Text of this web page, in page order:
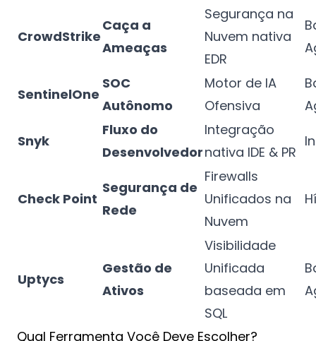
CrowdStrike
Caça a
Ameaças
Segurança na
Nuvem nativa
EDR
SentinelOne
SOC
Autônomo
Motor de IA
Ofensiva
Snyk
Fluxo do
Desenvolvedor
Integração
nativa IDE & PR
Check Point
Segurança de
Rede
Firewalls
Unificados na
Nuvem
Uptycs
Gestão de
Ativos
Visibilidade
Unificada
baseada em
SQL
Qual Ferramenta Você Deve Escolher?